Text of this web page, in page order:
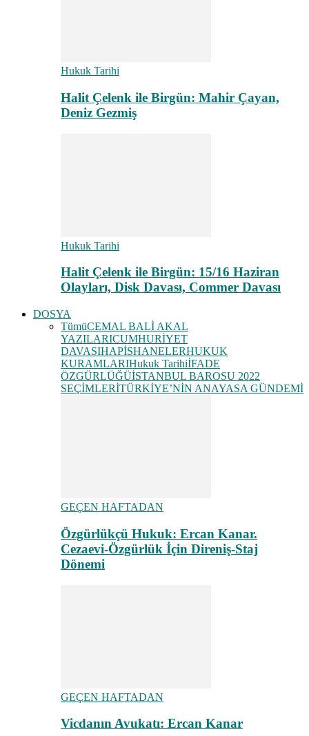
Hukuk Tarihi
Halit Çelenk ile Birgün: Mahir Çayan,
Deniz Gezmiş
Hukuk Tarihi
Halit Çelenk ile Birgün: 15/16 Haziran
Olayları, Disk Davası, Commer Davası
DOSYA
TümüCEMAL BALİ AKAL
YAZILARICUMHURİYET
DAVASIHAPİSHANELERHUKUK
KURAMLARIHukuk TarihiİFADE
ÖZGÜRLÜĞÜİSTANBUL BAROSU 2022
SEÇİMLERİTÜRKİYE’NİN ANAYASA GÜNDEMİ
GEÇEN HAFTADAN
Özgürlükçü Hukuk: Ercan Kanar.
Cezaevi-Özgürlük İçin Direniş-Staj
Dönemi
GEÇEN HAFTADAN
Vicdanın Avukatı: Ercan Kanar